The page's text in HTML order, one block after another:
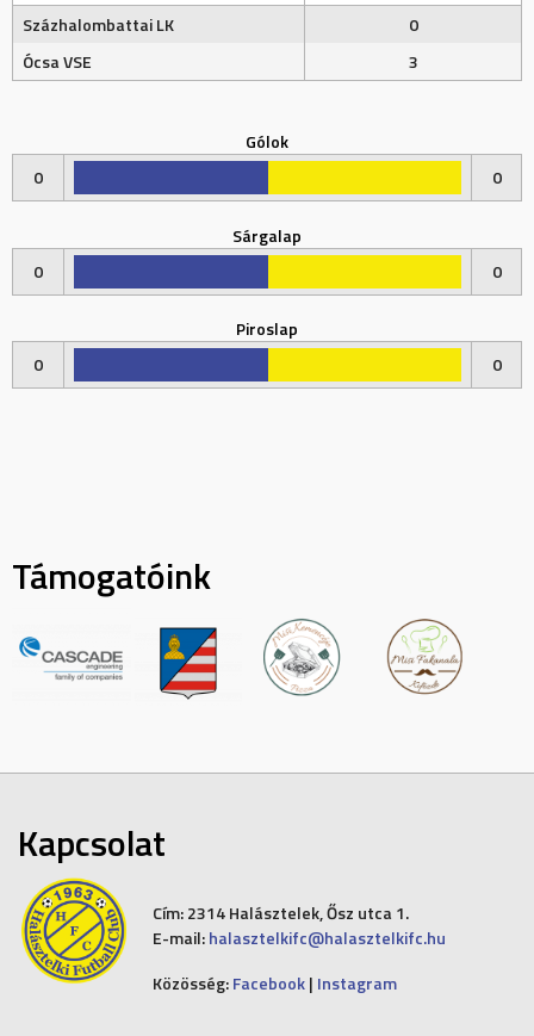
Százhalombattai LK
0
Ócsa VSE
3
Gólok
0
0
Sárgalap
0
0
Piroslap
0
0
Támogatóink
Kapcsolat
Cím:2314 Halásztelek, Ősz utca 1.
E-mail: halasztelkifc@halasztelkifc.hu
Közösség: Facebook| Instagram